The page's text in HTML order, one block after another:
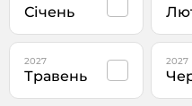
Січень
2027
Травень
2027